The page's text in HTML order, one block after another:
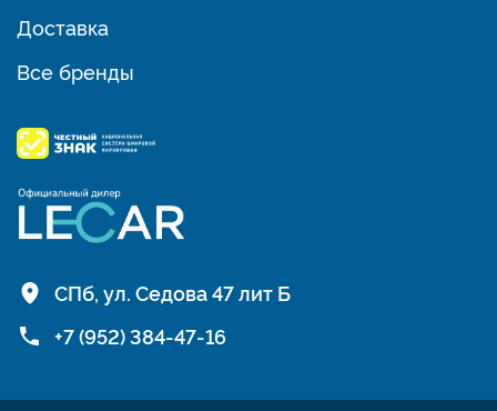
Доставка
Все бренды
СПб, ул. Седова 47 лит Б
+7 (952) 384-47-16